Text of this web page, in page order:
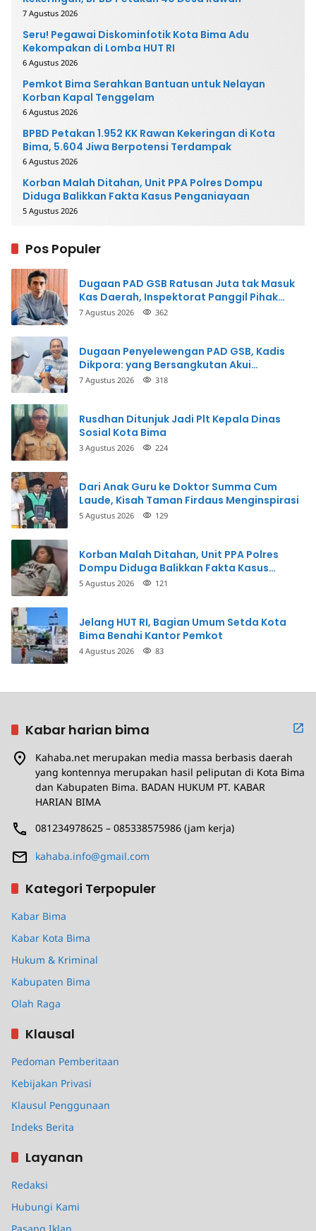
7 Agustus 2026
Seru! Pegawai Diskominfotik Kota Bima Adu
Kekompakan di Lomba HUT RI
6 Agustus 2026
Pemkot Bima Serahkan Bantuan untuk Nelayan
Korban Kapal Tenggelam
6 Agustus 2026
BPBD Petakan 1.952 KK Rawan Kekeringan di Kota
Bima, 5.604 Jiwa Berpotensi Terdampak
6 Agustus 2026
Korban Malah Ditahan, Unit PPA Polres Dompu
Diduga Balikkan Fakta Kasus Penganiayaan
5 Agustus 2026
Pos Populer
Dugaan PAD GSB Ratusan Juta tak Masuk
Kas Daerah, Inspektorat Panggil Pihak
Terkait
7 Agustus 2026 362
Dugaan Penyelewengan PAD GSB, Kadis
Dikpora: yang Bersangkutan Akui
Perbuatannya dan Siap Mengembalikan
7 Agustus 2026 318
Rusdhan Ditunjuk Jadi Plt Kepala Dinas
Sosial Kota Bima
3 Agustus 2026 224
Dari Anak Guru ke Doktor Summa Cum
Laude, Kisah Taman Firdaus Menginspirasi
5 Agustus 2026 129
Korban Malah Ditahan, Unit PPA Polres
Dompu Diduga Balikkan Fakta Kasus
Penganiayaan
5 Agustus 2026 121
Jelang HUT RI, Bagian Umum Setda Kota
Bima Benahi Kantor Pemkot
4 Agustus 2026 83
Kabar harian bima
Kahaba.net merupakan media massa berbasis daerah
yang kontennya merupakan hasil peliputan di Kota Bima
dan Kabupaten Bima. BADAN HUKUM PT. KABAR
HARIAN BIMA
081234978625 – 085338575986 (jam kerja)
kahaba.info@gmail.com
Kategori Terpopuler
Kabar Bima
Kabar Kota Bima
Hukum & Kriminal
Kabupaten Bima
Olah Raga
Klausal
Pedoman Pemberitaan
Kebijakan Privasi
Klausul Penggunaan
Indeks Berita
Layanan
Redaksi
Hubungi Kami